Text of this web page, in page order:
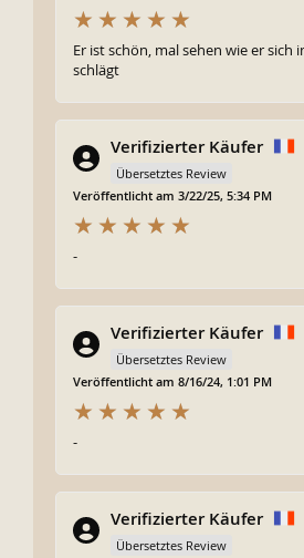
Er ist schön, mal sehen wie er sich
schlägt
Verifizierter Käufer
Übersetztes Review
Veröffentlicht am 3/22/25, 5:34 PM
-
Verifizierter Käufer
Übersetztes Review
Veröffentlicht am 8/16/24, 1:01 PM
-
Verifizierter Käufer
Übersetztes Review